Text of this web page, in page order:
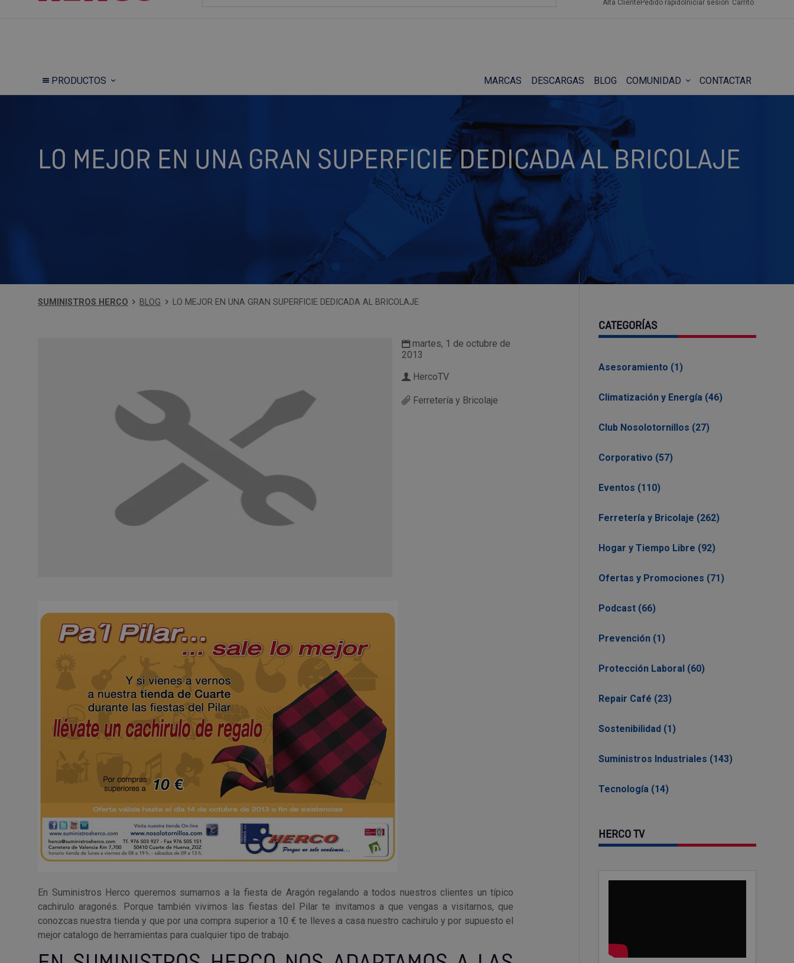
Alta ClientePedido rápido Iniciar sesión Carrito
PRODUCTOS MARCAS DESCARGAS BLOG COMUNIDAD CONTACTAR
LO MEJOR EN UNA GRAN SUPERFICIE DEDICADA AL BRICOLAJE
SUMINISTROS HERCO BLOG LO MEJOR EN UNA GRAN SUPERFICIE DEDICADA AL BRICOLAJE
martes, 1 de octubre de
2013
HercoTV
Ferretería y Bricolaje
En Suministros Herco queremos sumarnos a la fiesta de Aragón regalando a todos nuestros clientes un típico
cachirulo aragonés. Porque también vivimos las fiestas del Pilar te invitamos a que vengas a visitarnos, que
conozcas nuestra tienda y que por una compra superior a 10 € te lleves a casa nuestro cachirulo y por supuesto el
mejor catalogo de herramientas para cualquier tipo de trabajo.
CATEGORÍAS
Asesoramiento (1)
Climatización y Energía (46)
Club Nosolotornillos (27)
Corporativo (57)
Eventos (110)
Ferretería y Bricolaje (262)
Hogar y Tiempo Libre (92)
Ofertas y Promociones (71)
Podcast (66)
Prevención (1)
Protección Laboral (60)
Repair Café (23)
Sostenibilidad (1)
Suministros Industriales (143)
Tecnología (14)
HERCO TV